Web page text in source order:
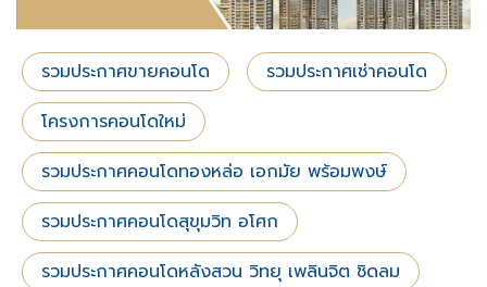
รวมประกาศขายคอนโด
รวมประกาศเช่าคอนโด
โครงการคอนโดใหม่
รวมประกาศคอนโดทองหล่อ เอกมัย พร้อมพงษ์
รวมประกาศคอนโดสุขุมวิท อโศก
รวมประกาศคอนโดหลังสวน วิทยุ เพลินจิต ชิดลม